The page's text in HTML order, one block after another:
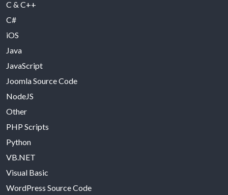
C & C++
C#
iOS
Java
JavaScript
Joomla Source Code
NodeJS
Other
PHP Scripts
Python
VB.NET
Visual Basic
WordPress Source Code